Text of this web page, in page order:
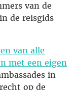
van de
de reisgids
van alle
met een eigen
in
op de